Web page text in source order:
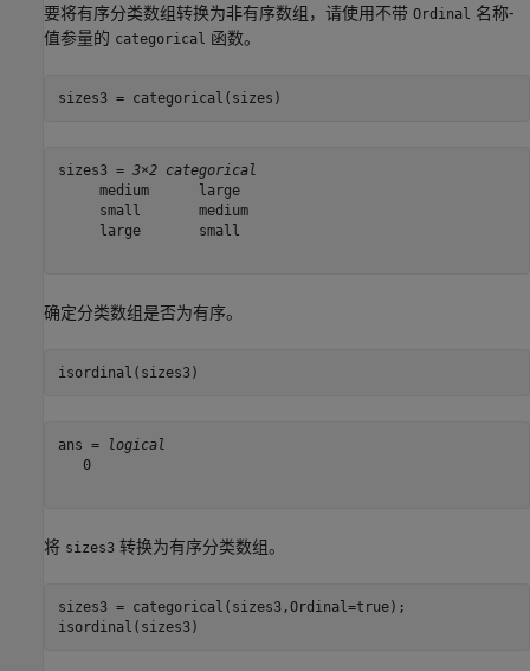
要将有序分类数组转换为非有序数组，请使用不带 Ordinal 名称-
值参量的 categorical 函数。
sizes3 = categorical(sizes)
sizes3 = 3×2 categorical
     medium      large
     small       medium
     large       small
确定分类数组是否为有序。
isordinal(sizes3)
ans =
logical
   0
将 sizes3 转换为有序分类数组。
sizes3 = categorical(sizes3,Ordinal=true);
isordinal(sizes3)